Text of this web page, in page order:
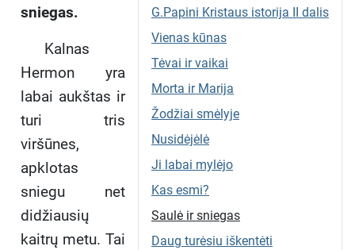
G.Papini Kristaus istorija II dalis
Vienas kūnas
Tėvai ir vaikai
Morta ir Marija
Žodžiai smėlyje
Nusidėjėlė
Ji labai mylėjo
Kas esmi?
Saulė ir sniegas
Daug turėsiu iškentėti
sniegas.
Kalnas
Hermon yra
labai aukštas ir
turi tris
viršūnes,
apklotas
sniegu net
didžiausių
kaitrų metu. Tai